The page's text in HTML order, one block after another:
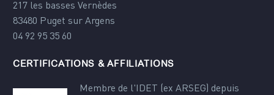
217 les basses Vernèdes
83480 Puget sur Argens
04 92 95 35 60
CERTIFICATIONS & AFFILIATIONS
Membre de l'IDET (ex ARSEG) depuis